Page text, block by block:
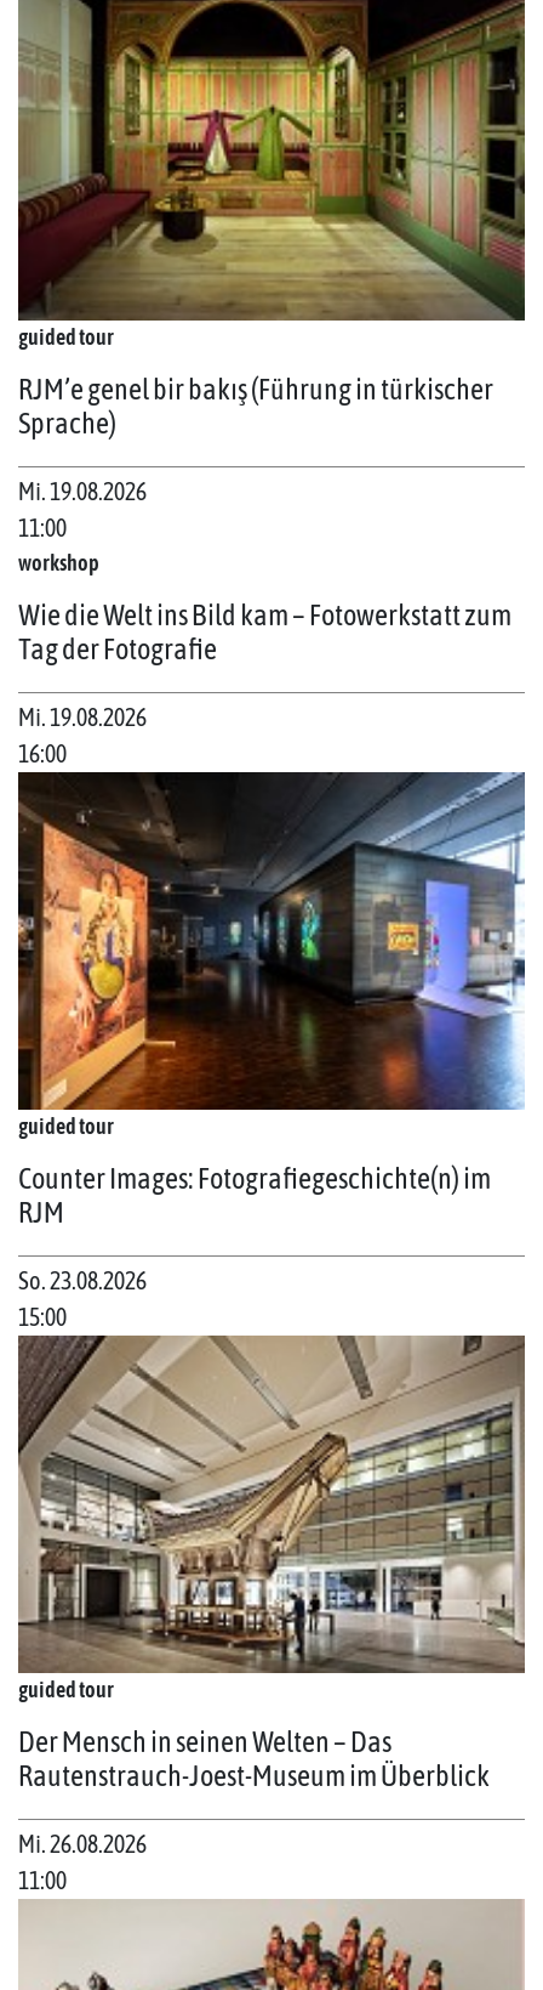
guided tour
RJM’e genel bir bakış (Führung in türkischer
Sprache)
Mi. 19.08.2026
11:00
workshop
Wie die Welt ins Bild kam – Fotowerkstatt zum
Tag der Fotografie
Mi. 19.08.2026
16:00
guided tour
Counter Images: Fotografiegeschichte(n) im
RJM
So. 23.08.2026
15:00
guided tour
Der Mensch in seinen Welten – Das
Rautenstrauch-Joest-Museum im Überblick
Mi. 26.08.2026
11:00